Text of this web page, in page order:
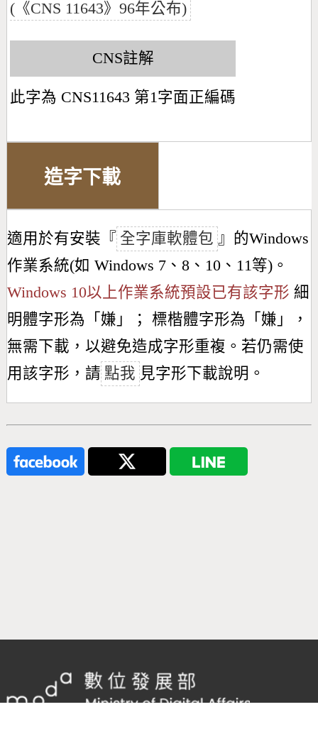
(《CNS 11643》96年公布)
CNS註解
此字為 CNS11643 第1字面正編碼
造字下載
適用於有安裝『 全字庫軟體包 』的Windows
作業系統(如 Windows 7、8、10、11等)。
Windows 10以上作業系統預設已有該字形 細
明體字形為「 嫌 」； 標楷體字形為「 嫌 」，
無需下載，以避免造成字形重複。若仍需使
用該字形，請 點我 見字形下載說明。